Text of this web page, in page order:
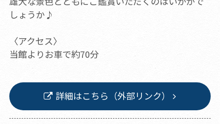
しょうか♪
〈アクセス〉
当館よりお車で約70分
詳細はこちら（外部リンク）